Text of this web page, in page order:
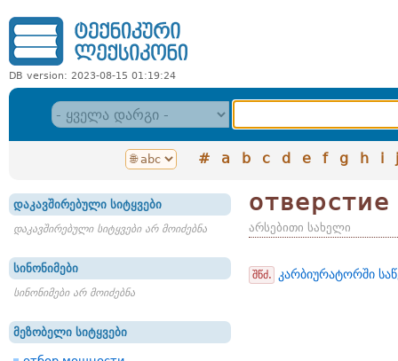
DB version: 2023-08-15 01:19:24
# a b c d e f g h i j
დაკავშირებული სიტყვები
დაკავშირებული სიტყვები არ მოიძებნა
სინონიმები
სინონიმები არ მოიძებნა
მეზობელი სიტყვები
არსებითი სახელი
შწძ. კარბიურატორში